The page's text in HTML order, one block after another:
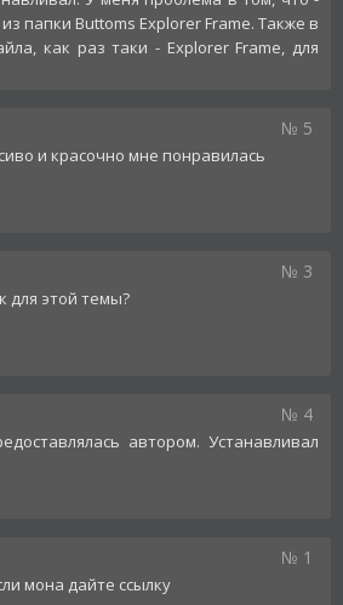
папки Buttoms Explorer Frame. Также в
как раз таки - Explorer Frame, для
№ 5
и красочно мне понравилась
№ 3
для этой темы?
№ 4
автором. Устанавливал
№ 1
мона дайте ссылку